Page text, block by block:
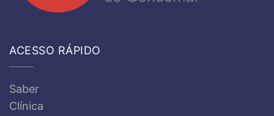
ACESSO RÁPIDO
Saber
Clínica